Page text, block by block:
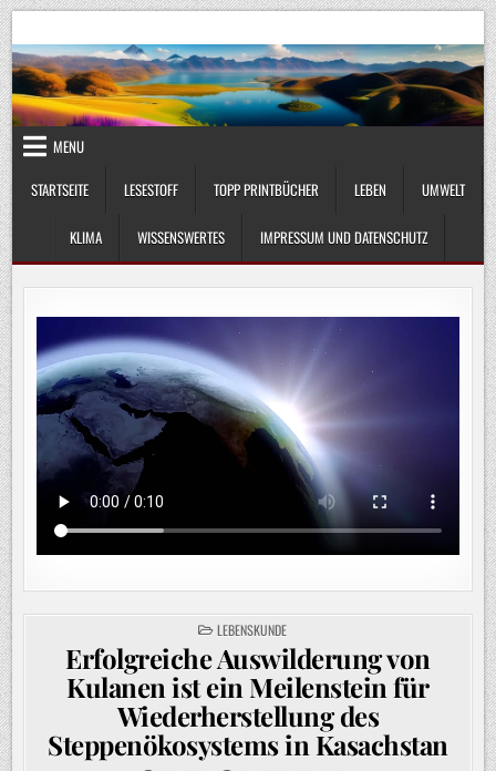
Skip
to
content
UmweltKlima.com
MENU
STARTSEITE
LESESTOFF TOPP PRINTBÜCHER LEBEN UMWELT
KLIMA WISSENSWERTES IMPRESSUM UND DATENSCHUTZ
POSTED
IN
LEBENSKUNDE
Erfolgreiche Auswilderung von
Kulanen ist ein Meilenstein für
Wiederherstellung des
Steppenökosystems in Kasachstan